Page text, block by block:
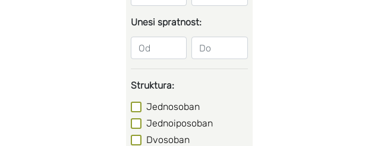
Unesi spratnost:
Struktura:
Jednosoban
Jednoiposoban
Dvosoban